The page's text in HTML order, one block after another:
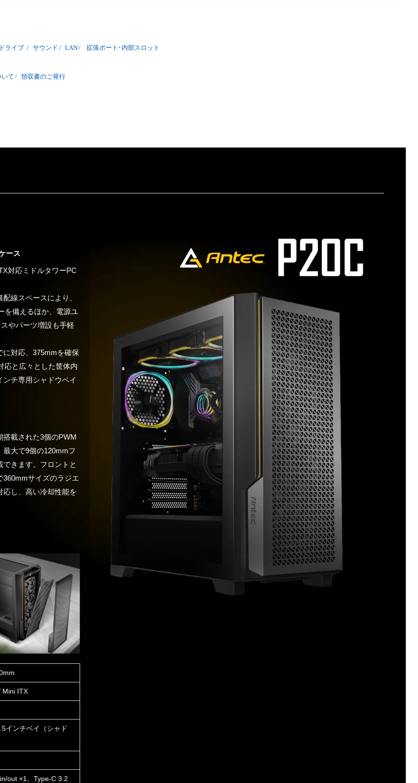
ライブ / サウンド / LAN/ 拡張ポート･内部スロット
て/ 領収書のご発行
ース
対応ミドルタワーPC
線スペースにより、
を備えるほか、電源ユ
やパーツ増設も手軽
対応、375mmを確保
応と広々とした筐体内
ンチ専用シャドウベイ
搭載された3個のPWM
最大で9個の120mmフ
できます。フロントと
360mmサイズのラジエ
応し、高い冷却性能を
Mini ITX
インチベイ（シャド
out ×1、Type-C 3.2